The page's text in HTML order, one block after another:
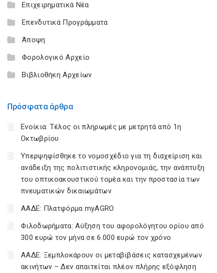
Επιχειρηματικά Νέα
Επενδυτικά Προγράμματα
Άποψη
Φορολογικό Αρχείο
Βιβλιοθήκη Αρχείων
Πρόσφατα άρθρα
Ενοίκια: Τέλος οι πληρωμές με μετρητά από 1η
Οκτωβρίου
Υπερψηφίσθηκε το νομοσχέδιο για τη διαχείριση και
ανάδειξη της πολιτιστικής κληρονομιάς, την ανάπτυξη
του οπτικοακουστικού τομέα και την προστασία των
πνευματικών δικαιωμάτων
ΑΑΔΕ: Πλατφόρμα myAGRO
Φιλοδωρήματα: Αύξηση του αφορολόγητου ορίου από
300 ευρώ τον μήνα σε 6.000 ευρώ τον χρόνο
ΑΑΔΕ: Ξεμπλοκάρουν οι μεταβιβάσεις κατασχεμένων
ακινήτων – Δεν απαιτείται πλέον πλήρης εξόφληση